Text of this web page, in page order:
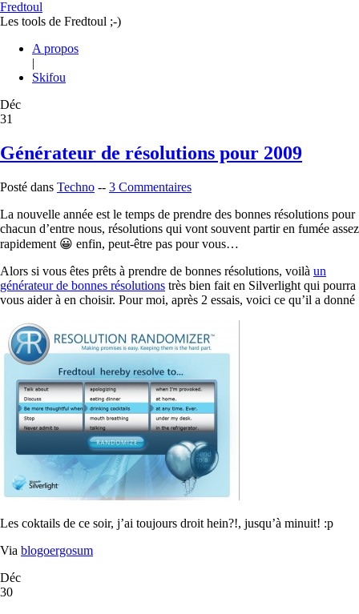
Fredtoul
Les tools de Fredtoul ;-)
A propos
|
Skifou
Déc
31
Générateur de résolutions pour 2009
Posté dans Techno -- 3 Commentaires
La nouvelle année est le temps de prendre des bonnes résolutions pour
chacun d’entre nous, résolutions qui vont souvent partir en fumée assez
rapidement 😀 enfin, peut-être pas pour vous…
Alors si vous êtes prêts à prendre de bonnes résolutions, voilà un
générateur de bonnes résolutions très bien fait en Silverlight qui pourra
vous aider à en choisir. Pour moi, après 2 essais, voici ce qu’il a donné
Les coktails de ce soir, j’ai toujours droit hein?!, jusqu’à minuit! :p
Via blogoergosum
Déc
30